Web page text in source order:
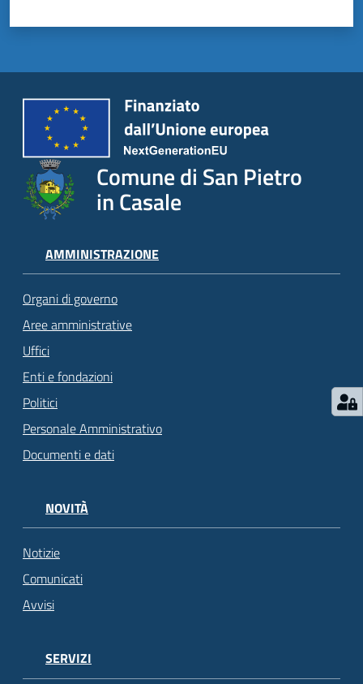
Comune di San Pietro
in Casale
AMMINISTRAZIONE
Organi di governo
Aree amministrative
Uffici
Enti e fondazioni
Politici
Personale Amministrativo
Documenti e dati
NOVITÀ
Notizie
Comunicati
Avvisi
SERVIZI